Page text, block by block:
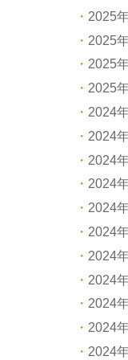
2025
2025
2025
2025
2024
2024
2024
2024
2024
2024
2024
2024
2024
2024
2024